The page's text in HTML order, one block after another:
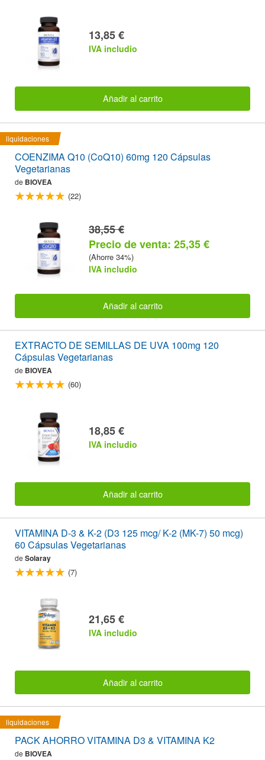
13,85 €
IVA includio
Añadir al carrito
liquidaciones
COENZIMA Q10 (CoQ10) 60mg 120 Cápsulas
Vegetarianas
de BIOVEA
(22)
38,55 €
Precio de venta: 25,35 €
(Ahorre 34%)
IVA includio
Añadir al carrito
EXTRACTO DE SEMILLAS DE UVA 100mg 120
Cápsulas Vegetarianas
de BIOVEA
(60)
18,85 €
IVA includio
Añadir al carrito
VITAMINA D-3 & K-2 (D3 125 mcg/ K-2 (MK-7) 50 mcg)
60 Cápsulas Vegetarianas
de Solaray
(7)
21,65 €
IVA includio
Añadir al carrito
liquidaciones
PACK AHORRO VITAMINA D3 & VITAMINA K2
de BIOVEA